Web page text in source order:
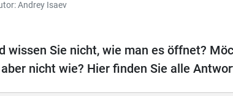
Andrey Isaev
wissen Sie nicht, wie man es öffnet?
nicht wie? Hier finden Sie alle